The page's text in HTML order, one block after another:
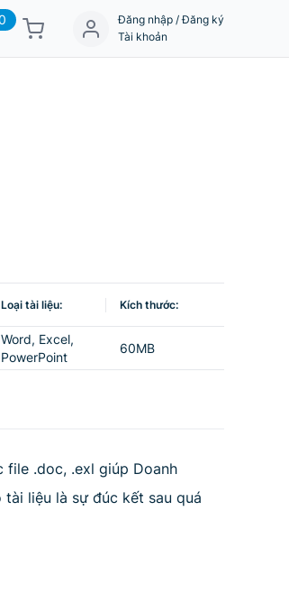
Đăng nhập / Đăng ký
Tài khoản
Loại tài liệu: Kích thước:
Word, Excel,
PowerPoint
60MB
file .doc, .exl giúp Doanh
liệu là sự đúc kết sau quá